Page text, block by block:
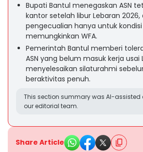
Bupati Bantul menegaskan ASN
kantor setelah libur Lebaran 2026,
pengecualian hanya untuk
memungkinkan WFA.
Pemerintah Bantul memberi
ASN yang belum masuk kerja usai
menyelesaikan silaturahmi
beraktivitas penuh.
This section summary was AI-assisted
our editorial team.
Share Article